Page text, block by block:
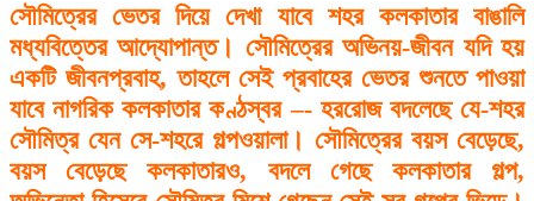
সৌমিত্রের ভেতর দিয়ে দেখা যাবে শহর কলকাতার বাঙালি
মধ্যবিত্তের আদ্যোপান্ত। সৌমিত্রের অভিনয়-জীবন যদি হয়
একটি জীবনপ্রবাহ, তাহলে সেই প্রবাহের ভেতর শুনতে পাওয়া
যাবে নাগরিক কলকাতার কণ্ঠস্বর –- হররোজ বদলেছে যে-শহর
সৌমিত্র যেন সে-শহরে গল্পওয়ালা। সৌমিত্রের বয়স বেড়েছে,
বয়স বেড়েছে কলকাতারও, বদলে গেছে কলকাতার গল্প,